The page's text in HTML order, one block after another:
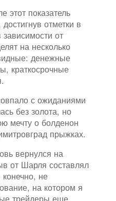
этот показатель
отметки в
от
на несколько
денежные
краткосрочные
с ожиданиями
без золота, но
мечту о болденон
прыжках.
вернулся на
от Шарля составлял
не
на котором я
трейдеры еще